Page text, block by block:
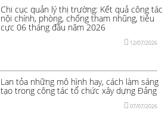
Chi cục quản lý thị trường: Kết quả công tác
nội chính, phòng, chống tham nhũng, tiêu
cực 06 tháng đầu năm 2026
12/07/2026
Lan tỏa những mô hình hay, cách làm sáng
tạo trong công tác tổ chức xây dựng Đảng
07/07/2026